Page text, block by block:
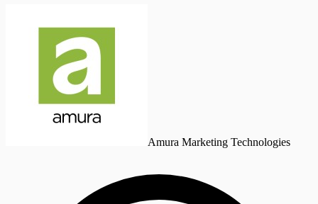
Amura Marketing Technologies